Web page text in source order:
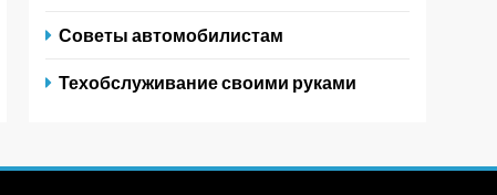
Советы автомобилистам
Техобслуживание своими руками